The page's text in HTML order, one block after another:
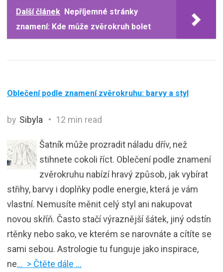
Další článek Nepříjemné stránky
znamení: Kde může zvěrokruh bolet
Oblečení podle znamení zvěrokruhu: barvy a styl
by Sibyla 12 min read
Šatník může prozradit náladu dřív, než
stihnete cokoli říct. Oblečení podle znamení
zvěrokruhu nabízí hravý způsob, jak vybírat
střihy, barvy i doplňky podle energie, která je vám
vlastní. Nemusíte měnit celý styl ani nakupovat
novou skříň. Často stačí výraznější šátek, jiný odstín
rtěnky nebo sako, ve kterém se narovnáte a cítíte se
sami sebou. Astrologie tu funguje jako inspirace,
ne… > Čtěte dále …